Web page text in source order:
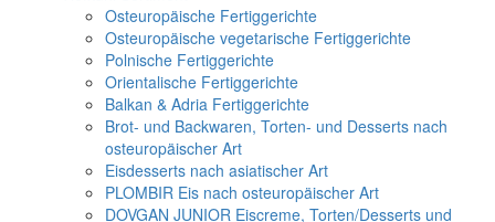
Osteuropäische Fertiggerichte
Osteuropäische vegetarische Fertiggerichte
Polnische Fertiggerichte
Orientalische Fertiggerichte
Balkan & Adria Fertiggerichte
Brot- und Backwaren, Torten- und Desserts nach
osteuropäischer Art
Eisdesserts nach asiatischer Art
PLOMBIR Eis nach osteuropäischer Art
DOVGAN JUNIOR Eiscreme, Torten/Desserts und